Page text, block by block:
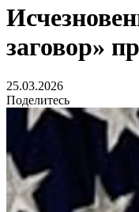
заговор»
25.03.2026
Поделитесь